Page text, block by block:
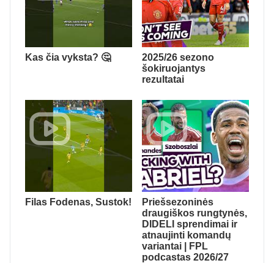
Kas čia vyksta? 🤔
2025/26 sezono
šokiruojantys
rezultatai
Filas Fodenas, Sustok!
Priešsezoninės
draugiškos rungtynės,
DIDELI sprendimai ir
atnaujinti komandų
variantai | FPL
podcastas 2026/27